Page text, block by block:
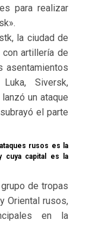
para realizar
la ciudad de
con artillería de
asentamientos
Siversk,
un ataque
el parte
rusos es la
capital es la
de tropas
Oriental rusos,
en la